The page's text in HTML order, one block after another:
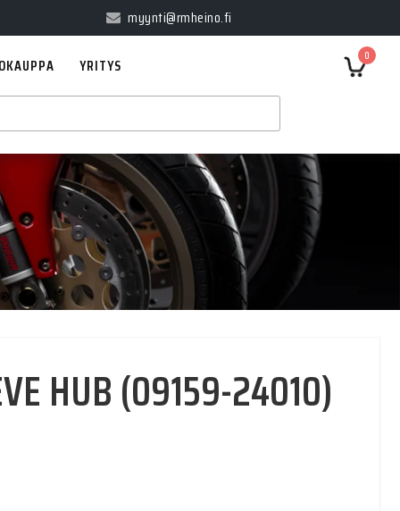
myynti@rmheino.fi
0
YRITYS
HUB (09159-24010)